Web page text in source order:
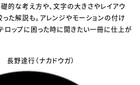
礎的な考え方や、文字の大きさやレイアウ
った解説も。アレンジやモーションの付け
ロップに困った時に開きたい一冊に仕上が
野達行（ナカドウガ）